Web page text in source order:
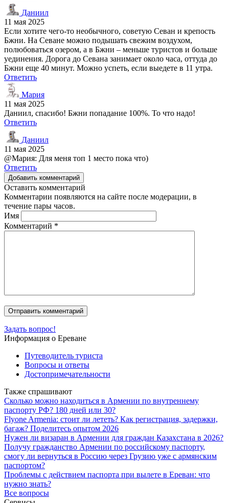
Даниил
11 мая 2025
Если хотите чего-то необычного, советую Севан и крепость
Бжни. На Севане можно подышать свежим воздухом,
полюбоваться озером, а в Бжни – меньше туристов и больше
уединения. Дорога до Севана занимает около часа, оттуда до
Бжни еще 40 минут. Можно успеть, если выедете в 11 утра.
Ответить
Мария
11 мая 2025
Даниил, спасибо! Бжни попадание 100%. То что надо!
Ответить
Даниил
11 мая 2025
@Мария: Для меня топ 1 место пока что)
Ответить
Добавить комментарий
Оставить комментарий
Комментарии появляются на сайте после модерации, в
течение пары часов.
Имя
Комментарий *
Задать вопрос!
Информация о Ереване
Путеводитель туриста
Вопросы и ответы
Достопримечательности
Также спрашивают
Сколько можно находиться в Армении по внутреннему
паспорту РФ? 180 дней или 30?
Flyone Armenia: стоит ли лететь? Как регистрация, задержки,
багаж? Поделитесь опытом 2026
Нужен ли визаран в Армении для граждан Казахстана в 2026?
Получу гражданство Армении по российскому паспорту,
смогу ли вернуться в Россию через Грузию уже с армянским
паспортом?
Проблемы с действием паспорта при вылете в Ереван: что
нужно знать?
Все вопросы